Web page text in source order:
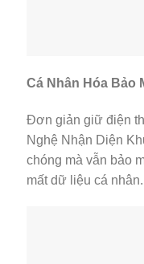
Cá Nhân Hóa Bảo
Đơn giản giữ điện
Nghệ Nhận Diện
chóng mà vẫn bảo
mất dữ liệu cá nhân.